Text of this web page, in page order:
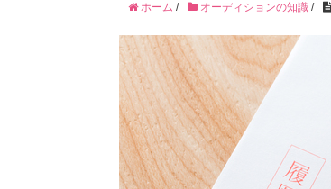
ホーム / オーディションの知識 /